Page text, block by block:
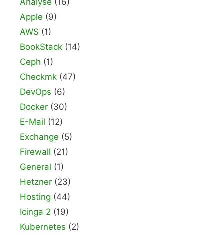
Apple (9)
AWS (1)
BookStack (14)
Ceph (1)
Checkmk (47)
DevOps (6)
Docker (30)
E-Mail (12)
Exchange (5)
Firewall (21)
General (1)
Hetzner (23)
Hosting (44)
Icinga 2 (19)
Kubernetes (2)